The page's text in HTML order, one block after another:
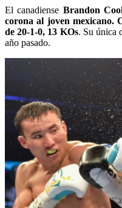
El canadiense Brandon
corona al joven mexicano.
de 20-1-0, 13 KOs. Su única
año pasado.